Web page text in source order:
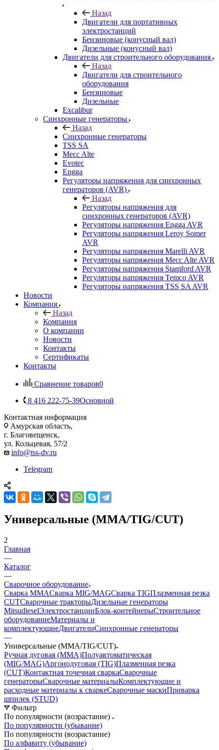
Назад
Двигатели для портативных
электростанций
Бензиновые (конусный вал)
Дизельные (конусный вал)
Двигатели для строительного оборудования
Назад
Двигатели для строительного
оборудования
Бензиновые
Дизельные
Excalibur
Синхронные генераторы
Назад
Синхронные генераторы
TSS SA
Mecc Alte
Evotec
Engga
Регуляторы напряжения для синхронных
генераторов (AVR)
Назад
Регуляторы напряжения для
синхронных генераторов (AVR)
Регуляторы напряжения Engga AVR
Регуляторы напряжения Leroy Somer
AVR
Регуляторы напряжения Marelli AVR
Регуляторы напряжения Mecc Alte AVR
Регуляторы напряжения Stamford AVR
Регуляторы напряжения Temco AVR
Регуляторы напряжения TSS SA AVR
Новости
Компания
Назад
Компания
О компании
Новости
Контакты
Сертификаты
Контакты
Сравнение товаров0
8 416 222-75-39Основной
Контактная информация
Амурская область,
г. Благовещенск,
ул. Кольцевая, 57/2
info@tss-dv.ru
Telegram
Универсальные (MMA/TIG/CUT)
2
Главная
—
Каталог
—
Сварочное оборудование
Сварка MMAСварка MIG/MAGСварка TIGПлазменная резка
CUTСварочные тракторыДизельные генераторы
MitsudieselЭлектростанцииБлок-контейнерыСтроительное
оборудованиеМатериалы и
комплектующиеДвигателиСинхронные генераторы
—
Универсальные (MMA/TIG/CUT)
Ручная дуговая (MMA)Полуавтоматическая
(MIG/MAG)Аргонодуговая (TIG)Плазменная резка
(CUT)Контактная точечная сваркаСварочные
генераторыСварочные материалыКомплектующие и
расходные материалы к сваркеСварочные маскиПриварка
шпилек (STUD)
Фильтр
По популярности (возрастание)
По популярности (убывание)
По популярности (возрастание)
По алфавиту (убывание)